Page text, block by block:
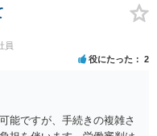
員
役にたった 2
能ですが、手続きの複雑さ